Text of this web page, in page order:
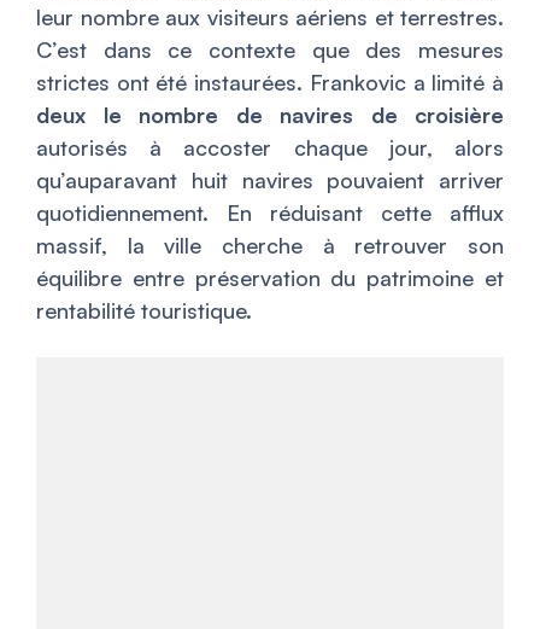
leur nombre aux visiteurs aériens et terrestres.
C’est dans ce contexte que des mesures
strictes ont été instaurées. Frankovic a limité à
deux le nombre de navires de croisière
autorisés à accoster chaque jour, alors
qu’auparavant huit navires pouvaient arriver
quotidiennement. En réduisant cette afflux
massif, la ville cherche à retrouver son
équilibre entre préservation du patrimoine et
rentabilité touristique.